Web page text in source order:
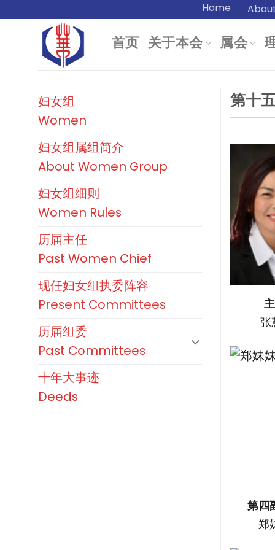
content
Home
首页 关于本会 属会
第十
张
第四
郑
妇女组
Women
妇女组属组简介
About Women Group
妇女组细则
Women Rules
历届主任
Past Women Chief
现任妇女组执委阵容
Present Committees
历届组委
Past Committees
十年大事迹
Deeds